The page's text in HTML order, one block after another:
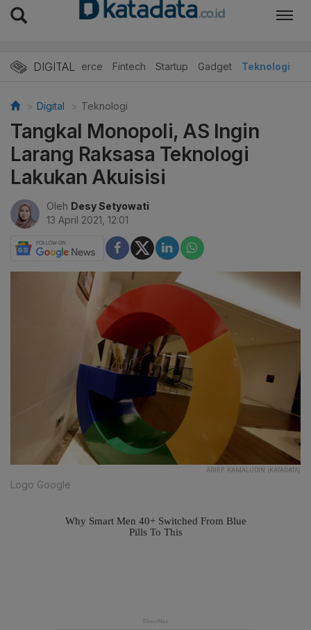
DIGITAL
E-Commerce Fintech Startup Gadget Teknologi
Digital Teknologi
Tangkal Monopoli, AS Ingin
Larang Raksasa Teknologi
Lakukan Akuisisi
Oleh Desy Setyowati
13 April 2021, 12:01
ARIEF KAMALUDIN (KATADATA)
Logo Google